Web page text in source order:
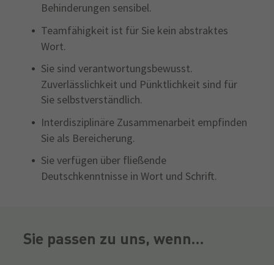
Behinderungen sensibel.
Teamfähigkeit ist für Sie kein abstraktes
Wort.
Sie sind verantwortungsbewusst.
Zuverlässlichkeit und Pünktlichkeit sind für
Sie selbstverständlich.
Interdisziplinäre Zusammenarbeit empfinden
Sie als Bereicherung.
Sie verfügen über fließende
Deutschkenntnisse in Wort und Schrift.
Sie passen zu uns, wenn...